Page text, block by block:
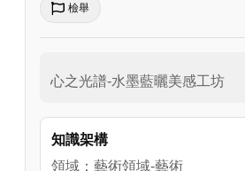
檢舉
心之光譜-水墨藍曬美感工坊
知識架構
領域：藝術領域-藝術